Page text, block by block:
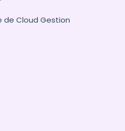
de Cloud Gestion